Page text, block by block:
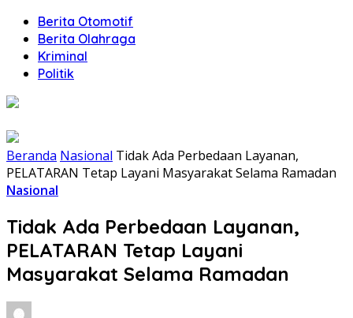
Berita Otomotif
Berita Olahraga
Kriminal
Politik
Beranda Nasional Tidak Ada Perbedaan Layanan,
PELATARAN Tetap Layani Masyarakat Selama Ramadan
Nasional
Tidak Ada Perbedaan Layanan,
PELATARAN Tetap Layani
Masyarakat Selama Ramadan